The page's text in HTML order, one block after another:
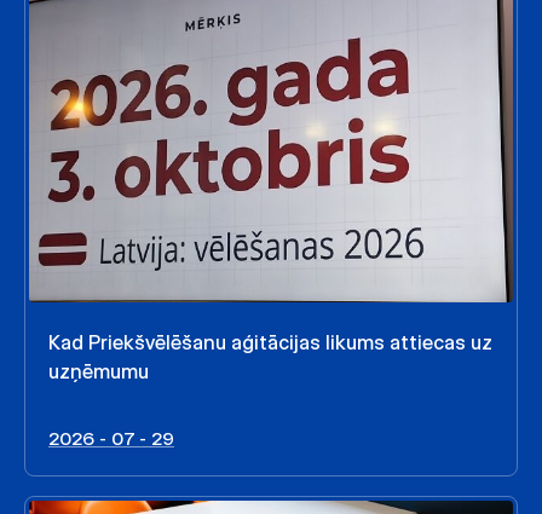
Kad Priekšvēlēšanu aģitācijas likums attiecas uz
uzņēmumu
2026 - 07 - 29